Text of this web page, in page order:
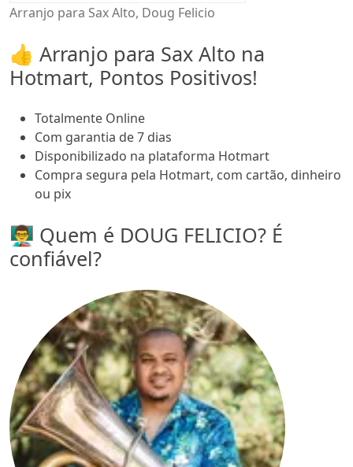
Arranjo para Sax Alto, Doug Felicio
👍 Arranjo para Sax Alto na
Hotmart, Pontos Positivos!
Totalmente Online
Com garantia de 7 dias
Disponibilizado na plataforma Hotmart
Compra segura pela Hotmart, com cartão, dinheiro
ou pix
👨‍🏫 Quem é DOUG FELICIO? É
confiável?